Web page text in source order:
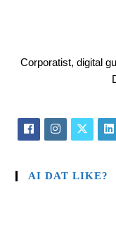
Corporatist, digital
AI DAT LIKE?